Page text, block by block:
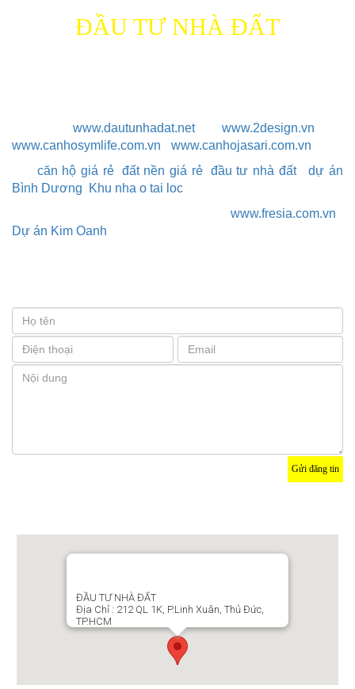
ĐẦU TƯ NHÀ ĐẤT
Website:www.dautunhadat.net -www.2design.vn
www.canhosymlife.com.vn
www.canhojasari.com.vn
căn hộ giá rẻ, đất nền giá rẻ, đầu tư nhà đất,dự án
Bình Dương
Khu nha o tai loc
Danh sách các dự án đang triển khai:www.fresia.com.vn
Dự án Kim Oanh
Gửi đăng tin
ĐẦU TƯ NHÀ ĐẤT
Địa Chỉ : 212 QL 1K, P.Linh Xuân, Thủ Đức,
TP.HCM